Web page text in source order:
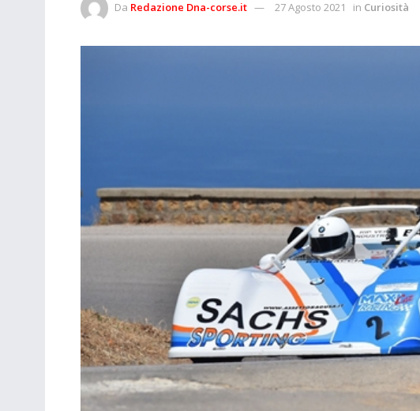
Da Redazione Dna-corse.it 27 Agosto 2021 in Curiosità